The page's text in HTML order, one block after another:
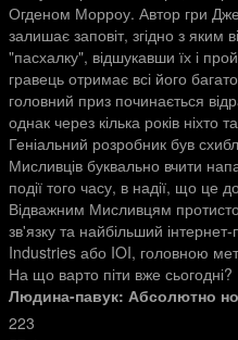
Огденом Морроу. Автор гри
залишає заповіт, згідно з яким
"пасхалку", відшукавши їх і
гравець отримає всі його
головний приз починається
однак через кілька років ніхто
Геніальний розробник був
Мисливців буквально вчити
події того часу, в надії, що це
Відважним Мисливцям
зв'язку та найбільший
Industries або IOI, головною
На що варто піти вже сьогодні?
Людина-павук: Абсолютно
223